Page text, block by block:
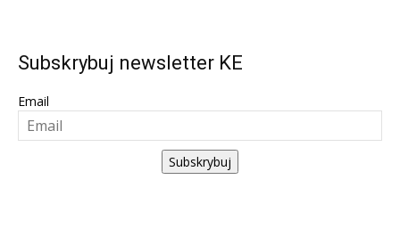
Subskrybuj newsletter KE
Email
Subskrybuj